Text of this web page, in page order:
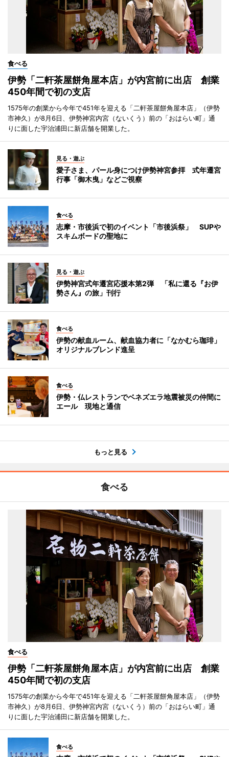
食べる
伊勢「二軒茶屋餅角屋本店」が内宮前に出店 創業
450年間で初の支店
1575年の創業から今年で451年を迎える「二軒茶屋餅角屋本店」（伊勢
市神久）が8月6日、伊勢神宮内宮（ないくう）前の「おはらい町」通
りに面した宇治浦田に新店舗を開業した。
見る・遊ぶ
愛子さま、パール身につけ伊勢神宮参拝 式年遷宮
行事「御木曳」などご視察
食べる
志摩・市後浜で初のイベント「市後浜祭」 SUPや
スキムボードの聖地に
見る・遊ぶ
伊勢神宮式年遷宮応援本第2弾 「私に還る『お伊
勢さん』の旅」刊行
食べる
伊勢の献血ルーム、献血協力者に「なかむら珈琲」
オリジナルブレンド進呈
食べる
伊勢・仏レストランでベネズエラ地震被災の仲間に
エール 現地と通信
もっと見る
食べる
食べる
伊勢「二軒茶屋餅角屋本店」が内宮前に出店 創業
450年間で初の支店
1575年の創業から今年で451年を迎える「二軒茶屋餅角屋本店」（伊勢
市神久）が8月6日、伊勢神宮内宮（ないくう）前の「おはらい町」通
りに面した宇治浦田に新店舗を開業した。
食べる